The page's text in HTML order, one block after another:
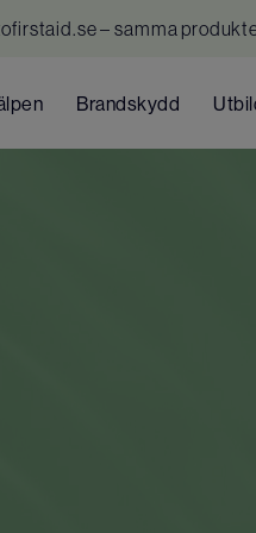
– samma
Brandskydd